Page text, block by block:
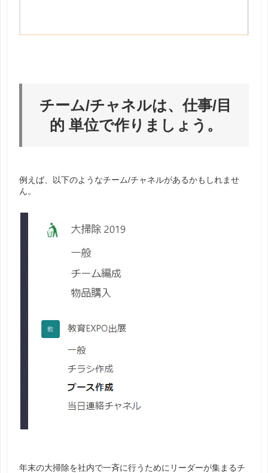
チーム/チャネルは、仕事/目
的 単位で作りましょう。
例えば、以下のようなチーム/チャネルがあるかもしれませ
ん。
年末の大掃除を社内で一斉に行うためにリーダーが集まるチ